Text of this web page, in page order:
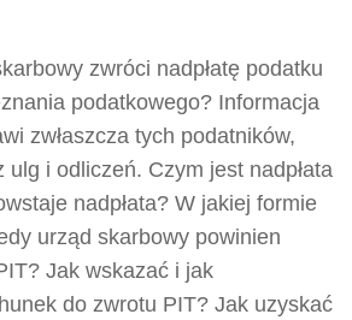
zwróci nadpłatę podatku
podatkowego? Informacja
zwłaszcza tych podatników,
ulg i odliczeń. Czym jest nadpłata
nadpłata? W jakiej formie
urząd skarbowy powinien
Jak wskazać i jak
do zwrotu PIT? Jak uzyskać